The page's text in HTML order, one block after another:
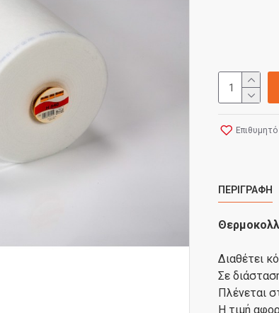
Επιθυμητό
ΠΕΡΙΓΡΑΦΉ
Διαθέτει
Σε
Πλένεται
Η τιμή